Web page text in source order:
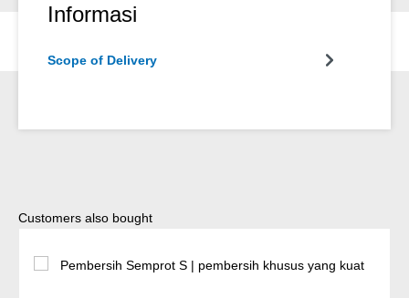
Informasi
Scope of Delivery
Lewati galeri produk
Customers also bought